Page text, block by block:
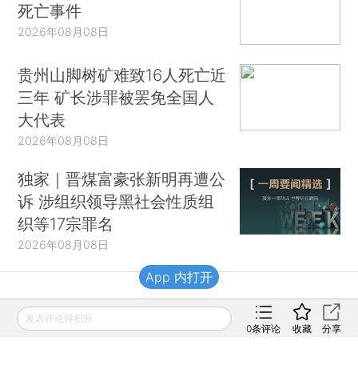
死亡事件
2026年08月08日
贵州山脚树矿难致16人死亡近
三年 矿长涉罪被罢免全国人
大代表
2026年08月08日
独家｜晋煤富豪张新明再遭公
诉 涉组织领导黑社会性质组
织等17宗罪名
2026年08月08日
财新移动
发表评论得积分
0条评论 收藏 分享
App 内打开